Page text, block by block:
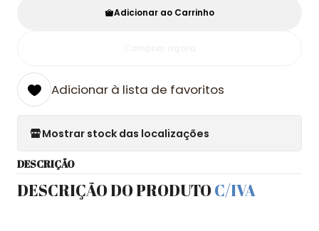
Adicionar ao Carrinho
Adicionar à lista de favoritos
Mostrar stock das localizações
DESCRIÇÃO
DESCRIÇÃO DO PRODUTOC/IVA